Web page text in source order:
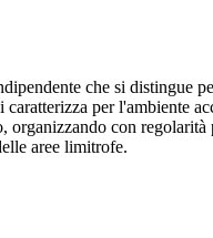
che si distingue
per l'ambiente
organizzando con
aree limitrofe.